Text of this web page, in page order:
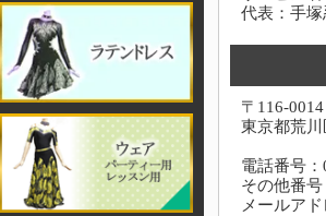
代表：手塚
〒116-0014
東京都荒
電話番号
その他番
メールア